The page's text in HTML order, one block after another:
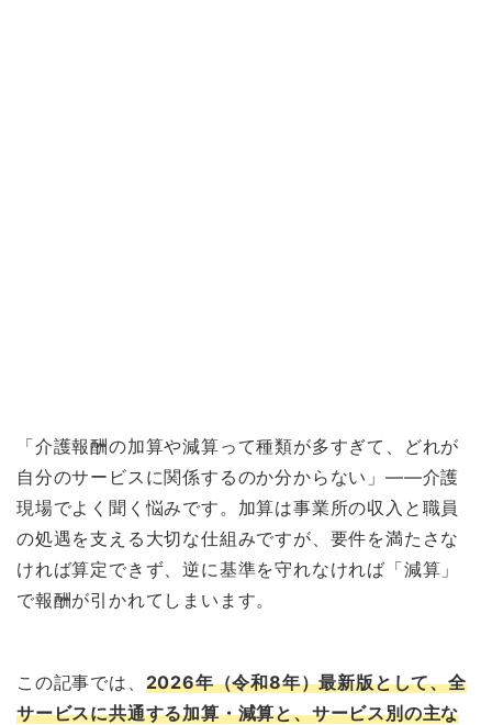
「介護報酬の加算や減算って種類が多すぎて、どれが
自分のサービスに関係するのか分からない」——介護
現場でよく聞く悩みです。加算は事業所の収入と職員
の処遇を支える大切な仕組みですが、要件を満たさな
ければ算定できず、逆に基準を守れなければ「減算」
で報酬が引かれてしまいます。
この記事では、 2026年（令和8年）最新版として、全
サービスに共通する加算・減算と、サービス別の主な